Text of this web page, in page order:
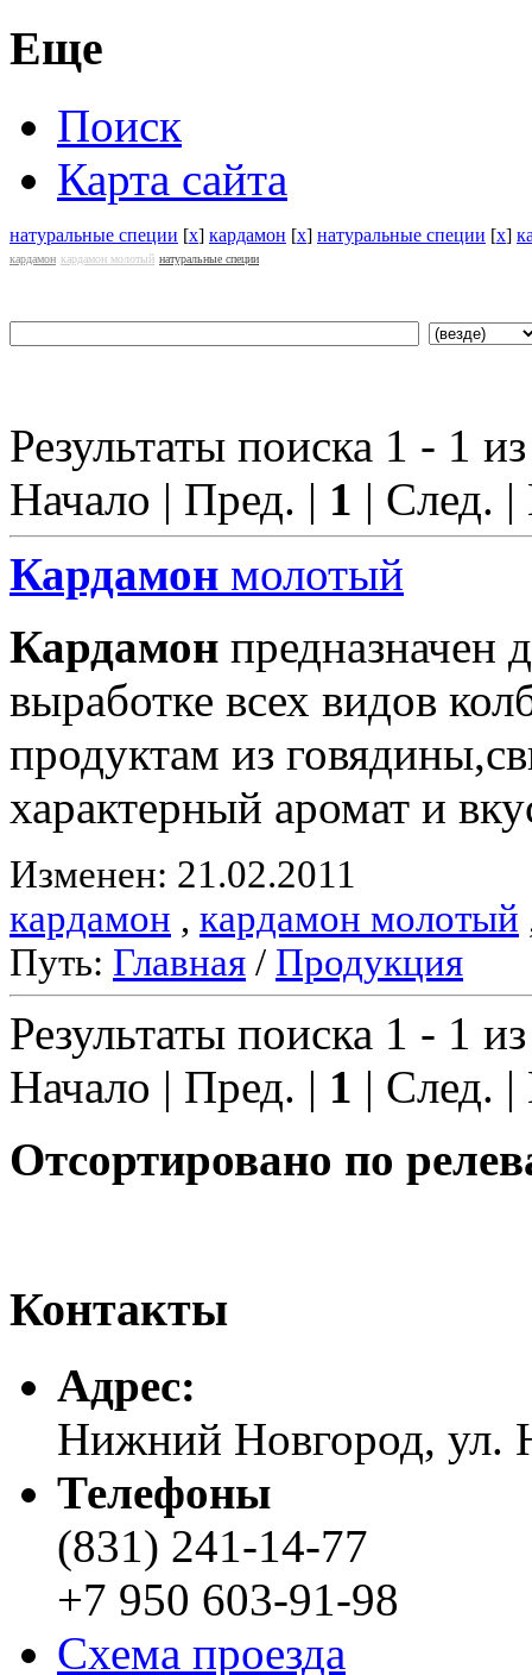
Еще
Поиск
Карта сайта
натуральные специи [x] кардамон [x] натуральные специи [x]
кардамон кардамон молотый натуральные специи
Результаты поиска 1 - 1
Начало | Пред. | 1 | След.
Кардамон молотый
Кардамон предназначен
выработке всех видов
продуктам из
характерный аромат и
Изменен: 21.02.2011
кардамон , кардамон молотый
Путь: Главная / Продукция
Результаты поиска 1 - 1
Начало | Пред. | 1 | След.
Отсортировано по
Контакты
Адреc:
Нижний Новгород, ул.
Телефоны
(831) 241-14-77
+7 950 603-91-98
Схема проезда